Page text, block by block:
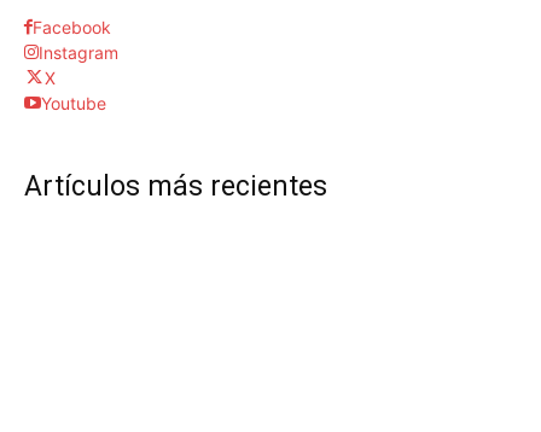
Facebook
Instagram
X
Youtube
Artículos más recientes